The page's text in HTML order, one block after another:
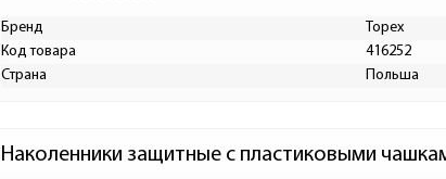
Бренд
Topex
Код товара
416252
Страна
Польша
Наколенники защитные с пластиковыми